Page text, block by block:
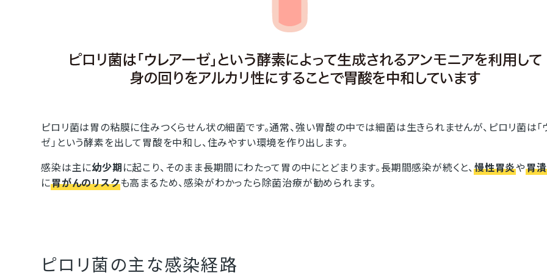
ピロリ菌は胃の粘膜に住みつくらせん状の細菌です。通常、強い胃酸の中では細菌は生きられませんが、ピロリ菌は「
ゼ」という酵素を出して胃酸を中和し、住みやすい環境を作り出します。
感染は主に幼少期に起こり、そのまま長期間にわたって胃の中にとどまります。長期間感染が続くと、慢性胃炎や胃
に胃がんのリスクも高まるため、感染がわかったら除菌治療が勧められます。
ピロリ菌の主な感染経路